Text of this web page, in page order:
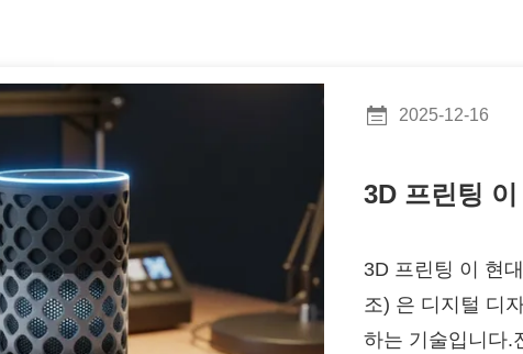
2025-12-16
3D 프린팅
3D 프린팅 이 현
조) 은 디지털 디
하는 기술입니다.